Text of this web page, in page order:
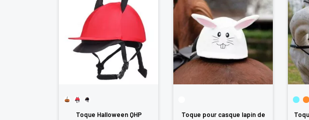
Toque Halloween QHP
Toque pour casque lapin de
ANNULER